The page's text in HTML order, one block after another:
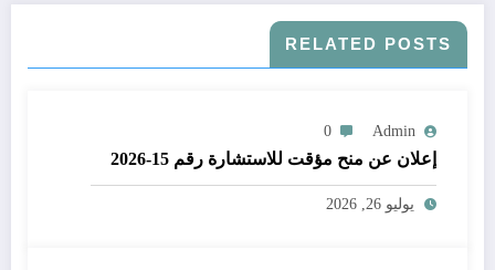
RELATED POSTS
Admin
0
إعلان عن منح مؤقت للاستشارة رقم 15-2026
يوليو 26, 2026